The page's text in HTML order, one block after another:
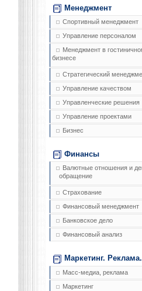
Менеджмент
Спортивный менеджмент
Управление персоналом
Менеджмент в
бизнесе
Стратегический
Управление качеством
Управленческие решения
Управление проектами
Бизнес
Финансы
Валютные отношения и
обращение
Страхование
Финансовый менеджмент
Банковское дело
Финансовый анализ
Маркетинг.
Масс-медиа, реклама
Маркетинг